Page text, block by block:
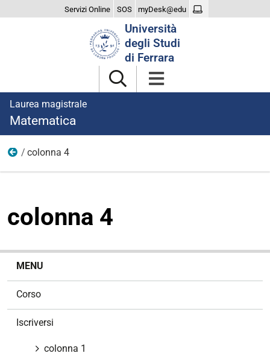
Servizi Online SOS myDesk@edu
Università
degli Studi
di Ferrara
Laurea magistrale
Matematica
Iscriversi
colonna 4
colonna 4
MENU
Corso
Iscriversi
colonna 1